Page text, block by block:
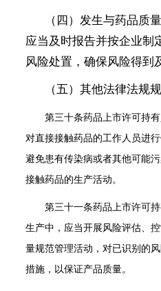
（四）发生与药品质
应当及时报告并按企业制
风险处置，确保风险得到
（五）其他法律法规
第三十条药品上市许可持
对直接接触药品的工作人员进
避免患有传染病或者其他可能
接触药品的生产活动。
第三十一条药品上市许可
生产中，应当开展风险评估、
量规范管理活动，对已识别的
措施，以保证产品质量。